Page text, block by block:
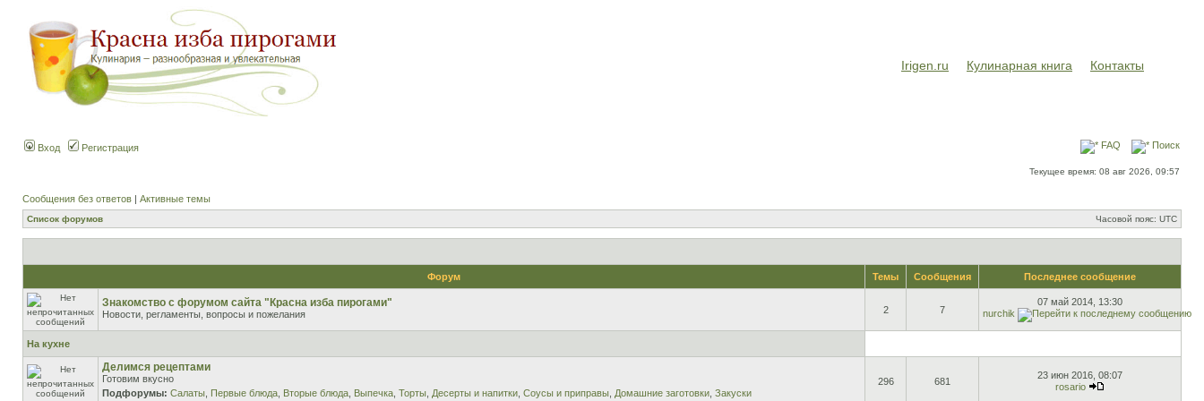
Irigen.ru Кулинарная книга Контакты
Вход Регистрация FAQ Поиск
Текущее время: 08 авг 2026, 09:57
Сообщения без ответов | Активные темы
Список форумов Часовой пояс: UTC
Форум Темы Сообщения Последнее сообщение
Знакомство с форумом сайта "Красна изба пирогами"
Новости, регламенты, вопросы и пожелания 2 7
07 май 2014, 13:30
nurchik
На кухне
Делимся рецептами
Готовим вкусно
Подфорумы: Салаты Первые блюда Вторые блюда Выпечка Торты Десерты и напитки Соусы и приправы Домашние заготовки Закуски
296 681
23 июн 2016, 08:07
rosario